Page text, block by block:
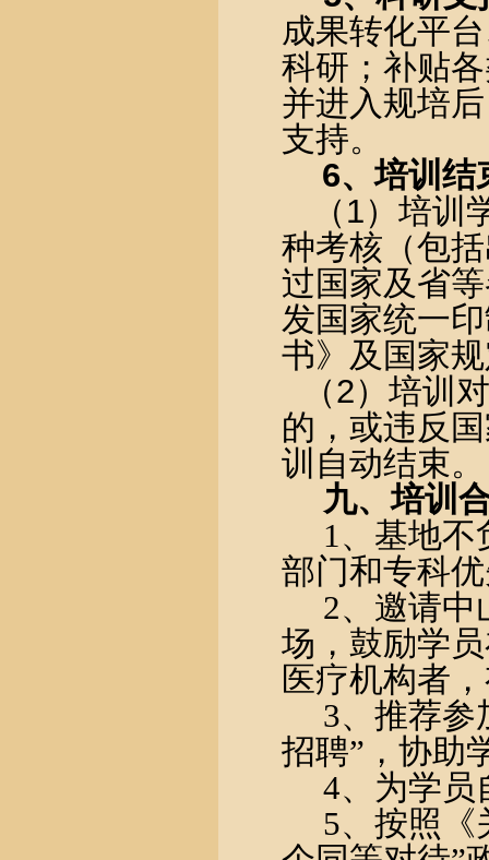
成果转化平
科研；补贴
并进入规培
支持。
6、培训结
（ 1）培训
种考核（包
过国家及省
发国家统一
书》及国家
（2）培训
的，或违反
训自动结束。
九、培训
1、基地不
部门和专科
2、邀请中
场，鼓励学
医疗机构者
3、推荐参
招聘”，协助
4、为学员
5、按照《